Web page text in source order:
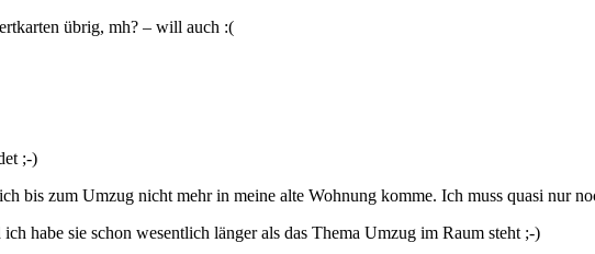
übrig, mh? – will auch :(
;-)
bis zum Umzug nicht mehr in meine alte Wohnung komme. Ich muss quasi nur
habe sie schon wesentlich länger als das Thema Umzug im Raum steht ;-)